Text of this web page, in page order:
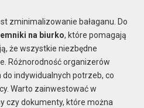
zminimalizowanie bałaganu. Do
na biurko, które pomagają
że wszystkie niezbędne
Różnorodność organizerów
indywidualnych potrzeb, co
Warto zainwestować w
czy dokumenty, które można